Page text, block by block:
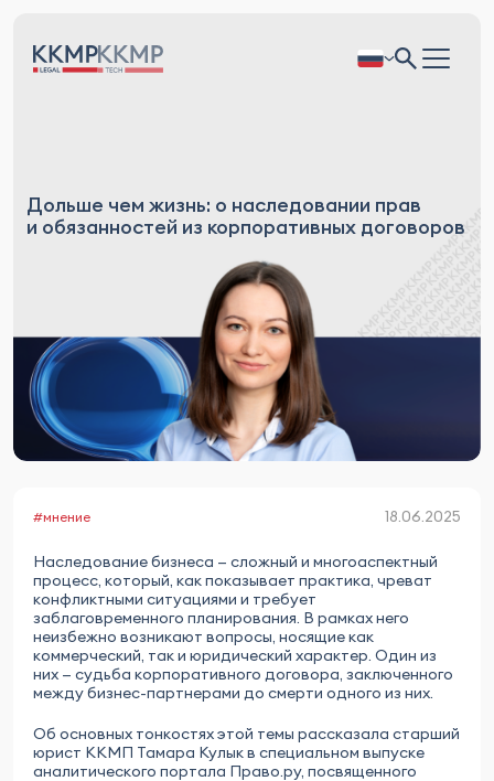
Дольше чем жизнь: о наследовании прав
и обязанностей из корпоративных договоров
#мнение 18.06.2025
Наследование бизнеса — сложный и многоаспектный
процесс, который, как показывает практика, чреват
конфликтными ситуациями и требует
заблаговременного планирования. В рамках него
неизбежно возникают вопросы, носящие как
коммерческий, так и юридический характер. Один из
них — судьба корпоративного договора, заключенного
между бизнес-партнерами до смерти одного из них.
Об основных тонкостях этой темы рассказала старший
юрист ККМП Тамара Кулык в специальном выпуске
аналитического портала Право.ру, посвященного